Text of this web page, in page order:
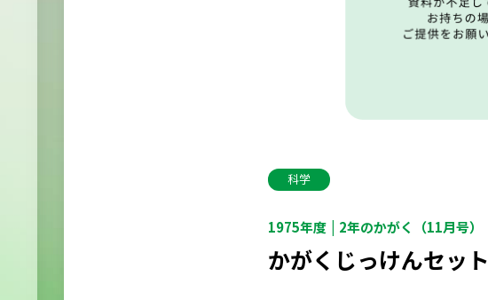
科学
1975年度 2年のかがく（11月号）
かがくじっけんセット